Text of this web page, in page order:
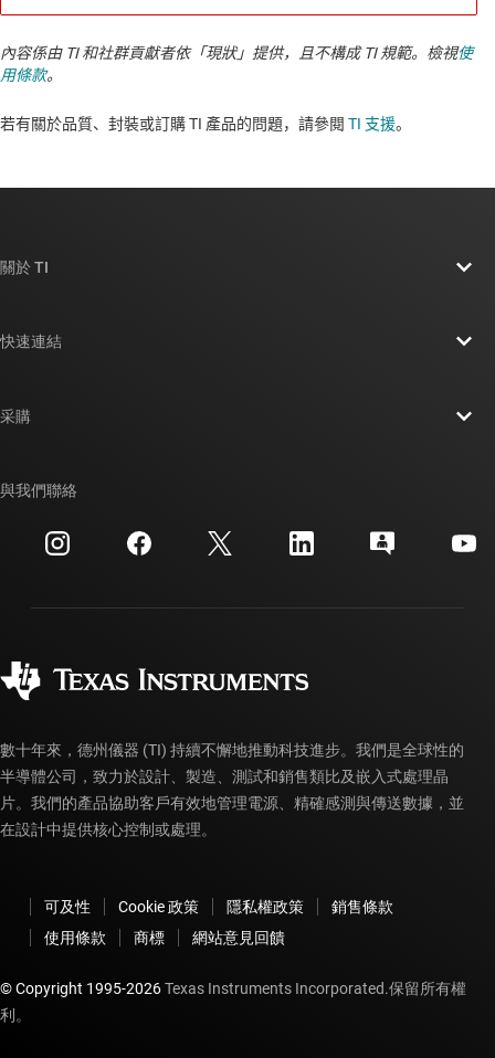
內容係由 TI 和社群貢獻者依「現狀」提供，且不構成 TI 規範。檢視使
用條款。
若有關於品質、封裝或訂購 TI 產品的問題，請參閱 TI 支援。​​​​​​​​​​​​​​
關於 TI
投資人關系
製造
快速連結
交互參考搜索
客戶支援中心
myTI 帳戶常見問題解答
采購
訂購 FAQ
與我們聯絡
數十年來，德州儀器 (TI) 持續不懈地推動科技進步。我們是全球性的
半導體公司，致力於設計、製造、測試和銷售類比及嵌入式處理晶
片。我們的產品協助客戶有效地管理電源、精確感測與傳送數據，並
在設計中提供核心控制或處理。
可及性 Cookie 政策 隱私權政策
銷售條款
使用條款
商標 網站意見回饋
© Copyright 1995-2026Texas Instruments Incorporated.保留所有權
利。